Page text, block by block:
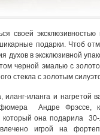
своей эксклюзивностью
подарки. Чтоб
духов в эксклюзивной
черной эмалью с
стекла с золотым
иланга и нагретой
Андре Фрэссе,
она подарила 30-
игрой на